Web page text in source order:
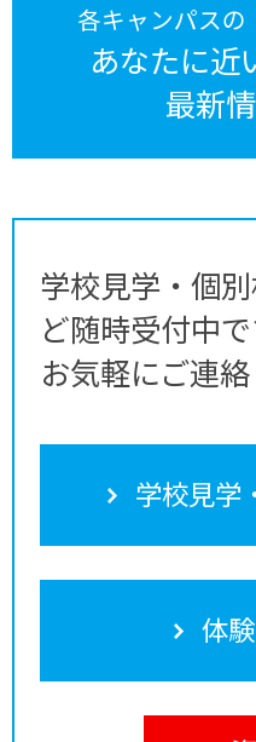
各キャンパスの
あなたに近
最新
学校見学・個
ど随時受付中
お気軽にご連
学校見学
体